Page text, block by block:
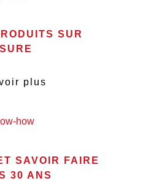
SUR
plus
SAVOIR FAIRE
30 ANS